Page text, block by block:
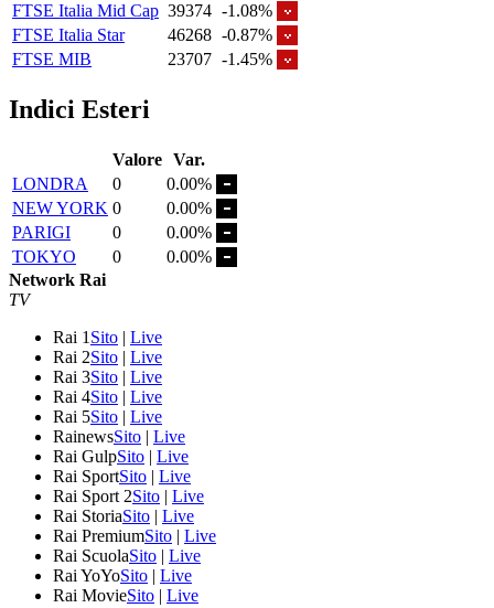
FTSE Italia Mid Cap 39374 -1.08%
FTSE Italia Star
46268 -0.87%
FTSE MIB
23707 -1.45%
Indici Esteri
Valore Var.
LONDRA
0
0.00%
NEW YORK 0
0.00%
PARIGI
0
0.00%
TOKYO
0
0.00%
Network Rai
TV
Rai 1 Sito | Live
Rai 2Sito | Live
Rai 3Sito | Live
Rai 4Sito | Live
Rai 5Sito | Live
RainewsSito | Live
Rai GulpSito | Live
Rai SportSito | Live
Rai Sport 2Sito | Live
Rai StoriaSito | Live
Rai PremiumSito | Live
Rai ScuolaSito | Live
Rai YoYoSito | Live
Rai MovieSito | Live